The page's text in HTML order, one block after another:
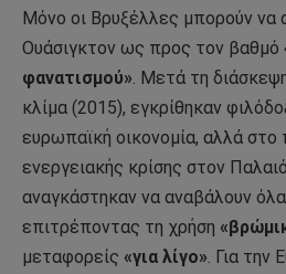
Μόνο οι Βρυξέλλες μπορούν να
Ουάσιγκτον ως προς τον βαθμό
φανατισμού». Μετά τη
κλίμα (2015), εγκρίθηκαν
ευρωπαϊκή οικονομία, αλλά στο
ενεργειακής κρίσης στον
αναγκάστηκαν να αναβάλουν
επιτρέποντας τη χρήση
μεταφορείς «για λίγο». Για την